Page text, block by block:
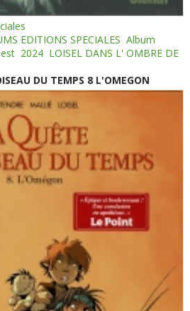
EDITIONS SPECIALES Album
2024 LOISEL DANS L' OMBRE DE
DU TEMPS 8 L'OMEGON